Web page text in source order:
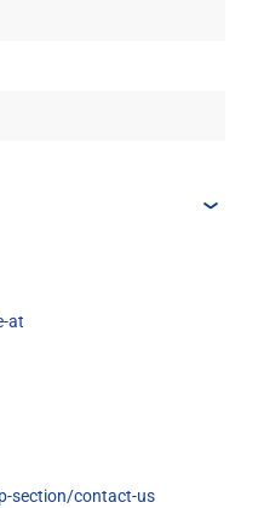
at
section/contact-us